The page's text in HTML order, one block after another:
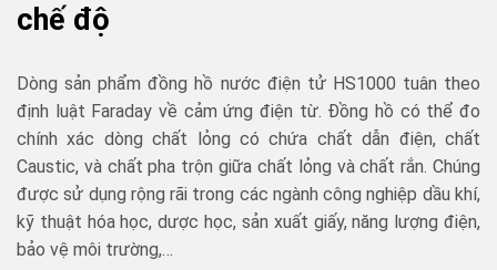
chế độ
Dòng sản phẩm đồng hồ nước điện tử HS1000 tuân theo
định luật Faraday về cảm ứng điện từ. Đồng hồ có thể đo
chính xác dòng chất lỏng có chứa chất dẫn điện, chất
Caustic, và chất pha trộn giữa chất lỏng và chất rắn. Chúng
được sử dụng rộng rãi trong các ngành công nghiệp dầu khí,
kỹ thuật hóa học, dược học, sản xuất giấy, năng lượng điện,
bảo vệ môi trường,…